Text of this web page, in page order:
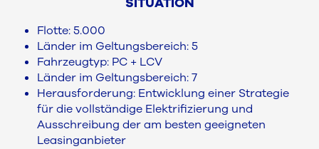
Flotte: 5.000
Länder im Geltungsbereich: 5
Fahrzeugtyp: PC + LCV
Länder im Geltungsbereich: 7
Herausforderung: Entwicklung einer Strategie
für die vollständige Elektrifizierung und
Ausschreibung der am besten geeigneten
Leasinganbieter